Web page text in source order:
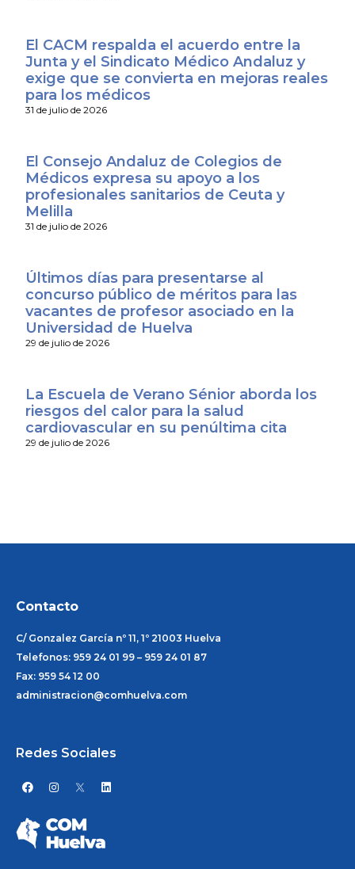
El CACM respalda el acuerdo entre la
Junta y el Sindicato Médico Andaluz y
exige que se convierta en mejoras reales
para los médicos
31 de julio de 2026
El Consejo Andaluz de Colegios de
Médicos expresa su apoyo a los
profesionales sanitarios de Ceuta y
Melilla
31 de julio de 2026
Últimos días para presentarse al
concurso público de méritos para las
vacantes de profesor asociado en la
Universidad de Huelva
29 de julio de 2026
La Escuela de Verano Sénior aborda los
riesgos del calor para la salud
cardiovascular en su penúltima cita
29 de julio de 2026
Contacto
C/ Gonzalez García nº 11, 1º 21003 Huelva
Telefonos: 959 24 01 99 – 959 24 01 87
Fax: 959 54 12 00
administracion@comhuelva.com
Redes Sociales
F
a
e
b
o
o
I
n
a
g
r
L
i
i